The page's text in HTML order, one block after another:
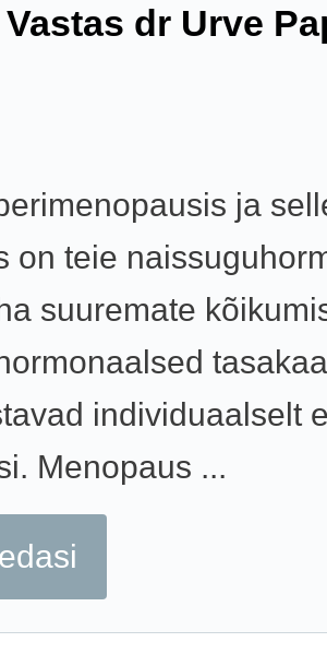
Vastas dr Urve
ja
on teie
suuremate
individuaalselt
Menopaus ...